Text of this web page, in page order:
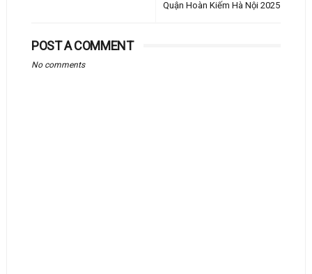
Quận Hoàn Kiếm Hà Nội 2025
POST A COMMENT
No comments